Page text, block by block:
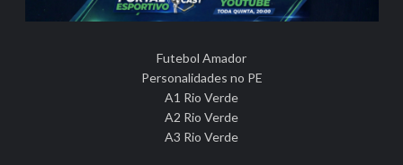
Futebol Amador
Personalidades no PE
A1 Rio Verde
A2 Rio Verde
A3 Rio Verde